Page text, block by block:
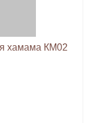
хамама КМ02